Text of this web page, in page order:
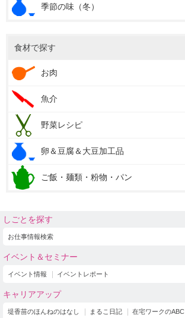
季節の味（冬）
食材で探す
お肉
魚介
野菜レシピ
卵＆豆腐＆大豆加工品
ご飯・麺類・粉物・パン
しごとを探す
お仕事情報検索
イベント＆セミナー
イベント情報 イベントレポート
キャリアアップ
堤香苗のほんねのはなし まるこ日記 在宅ワークのABC